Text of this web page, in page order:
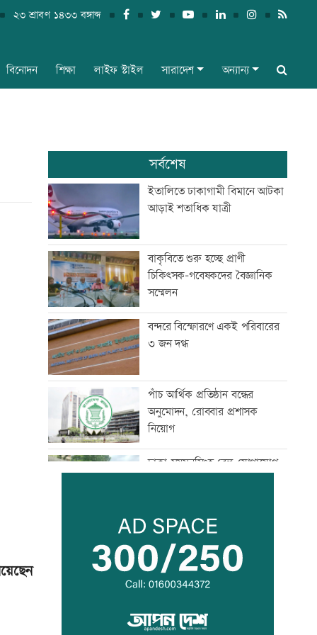
২৩ শ্রাবণ ১৪৩৩ বঙ্গাব্দ
বিনোদন শিক্ষা লাইফ স্টাইল সারাদেশ অন্যান্য
সর্বশেষ
ইতালিতে ঢাকাগামী বিমানে আটকা
আড়াই শতাধিক যাত্রী
বাকৃবিতে শুরু হচ্ছে প্রাণী
চিকিৎসক-গবেষকদের বৈজ্ঞানিক
সম্মেলন
বন্দরে বিস্ফোরণে একই পরিবারের
৩ জন দগ্ধ
পাঁচ আর্থিক প্রতিষ্ঠান বন্ধের
অনুমোদন, রোববার প্রশাসক
নিয়োগ
ঢাকা-ময়মনসিংহ রেল যোগাযোগ
সিঙ্গাপুর থেকে এক কার্গো
এলএনজি কিনবে সরকার
কারবারি আটক